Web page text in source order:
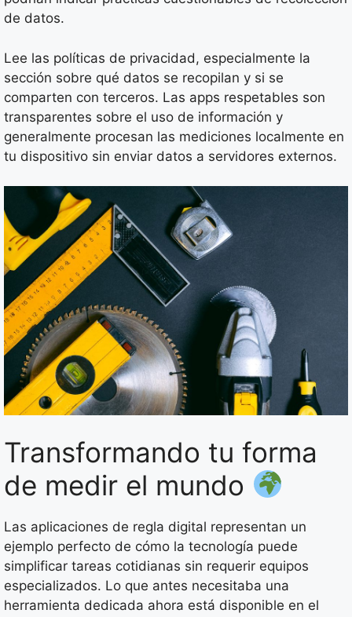
de datos.
Lee las políticas de privacidad, especialmente la
sección sobre qué datos se recopilan y si se
comparten con terceros. Las apps respetables son
transparentes sobre el uso de información y
generalmente procesan las mediciones localmente en
tu dispositivo sin enviar datos a servidores externos.
Transformando tu forma
de medir el mundo
Las aplicaciones de regla digital representan un
ejemplo perfecto de cómo la tecnología puede
simplificar tareas cotidianas sin requerir equipos
especializados. Lo que antes necesitaba una
herramienta dedicada ahora está disponible en el